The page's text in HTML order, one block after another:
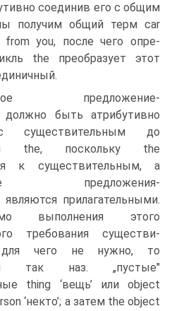
соединив его с общим
по­лучим общий терм car
you, после чего опре­
the преобразует этот
предложение-
должно быть атри­бутивно
существительным до
the, по­скольку the
к существительным, а
предложения-
прилагательными.
выполнения этого
требования существи­
чего не нужно, то
так наз. „пус­тые"
thing ‘вещь’ или object
‘некто’; а затем the object